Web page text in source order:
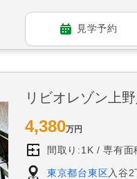
見学予約
リビオレゾン上
4,380万円
間取り:1K 専有面
東京都台東区入谷